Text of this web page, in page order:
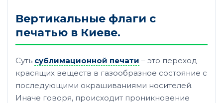
Вертикальные флаги с
печатью в Киеве.
Суть сублимационной печати – это переход
красящих веществ в газообразное состояние с
последующими окрашиваниями носителей.
Иначе говоря, происходит проникновение